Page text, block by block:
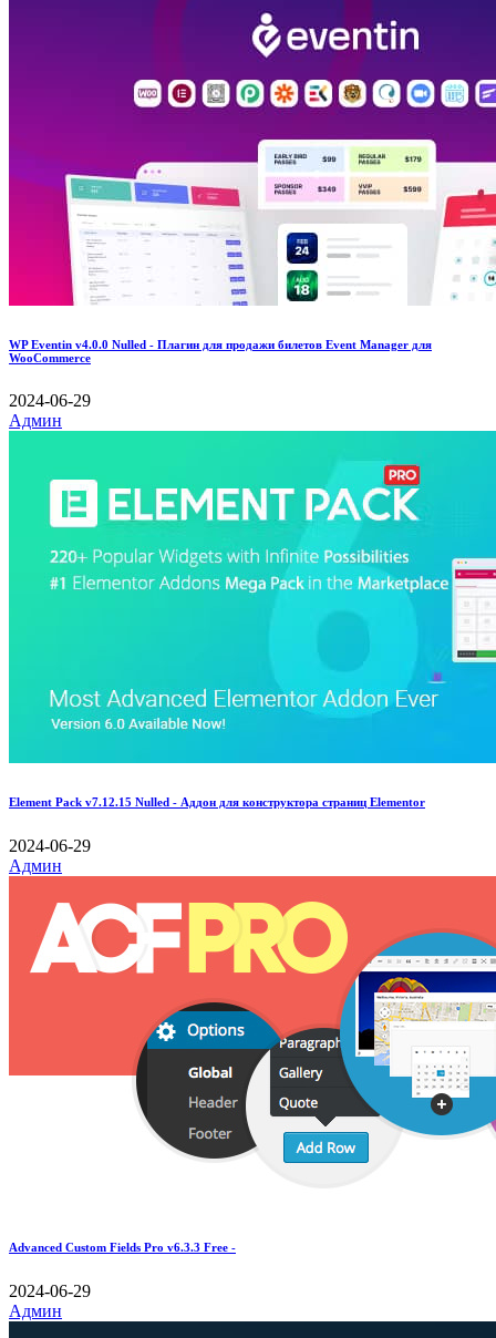
WP Eventin v4.0.0 Nulled - Плагин для продажи билетов Event Manager для
WooCommerce
2024-06-29
Админ
Element Pack v7.12.15 Nulled - Аддон для конструктора страниц Elementor
2024-06-29
Админ
Advanced Custom Fields Pro v6.3.3 Free -
2024-06-29
Админ